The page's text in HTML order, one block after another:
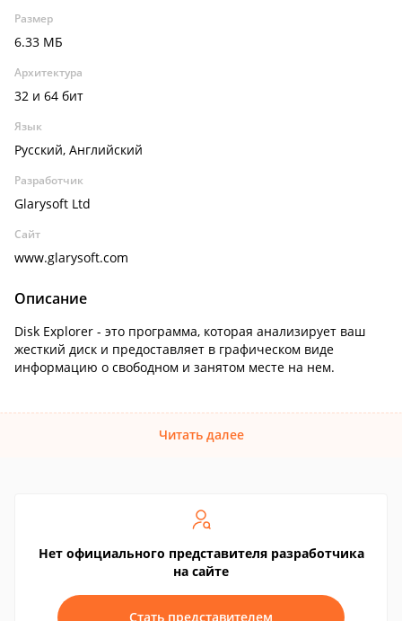
Размер
6.33 МБ
Архитектура
32 и 64 бит
Язык
Русский, Английский
Разработчик
Glarysoft Ltd
Сайт
www.glarysoft.com
Описание
Disk Explorer - это программа, которая анализирует ваш
жесткий диск и предоставляет в графическом виде
информацию о свободном и занятом месте на нем.
Читать далее
Нет официального представителя разработчика
на сайте
Стать представителем